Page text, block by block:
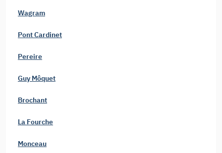
Wagram
Pont Cardinet
Pereire
Guy Môquet
Brochant
La Fourche
Monceau